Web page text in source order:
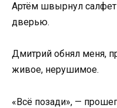
Артём швырнул
дверью.
Дмитрий обнял меня,
живое, нерушимое.
«Всё позади», —